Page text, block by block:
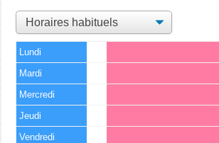
Lundi
Mardi
Mercredi
Jeudi
Vendredi